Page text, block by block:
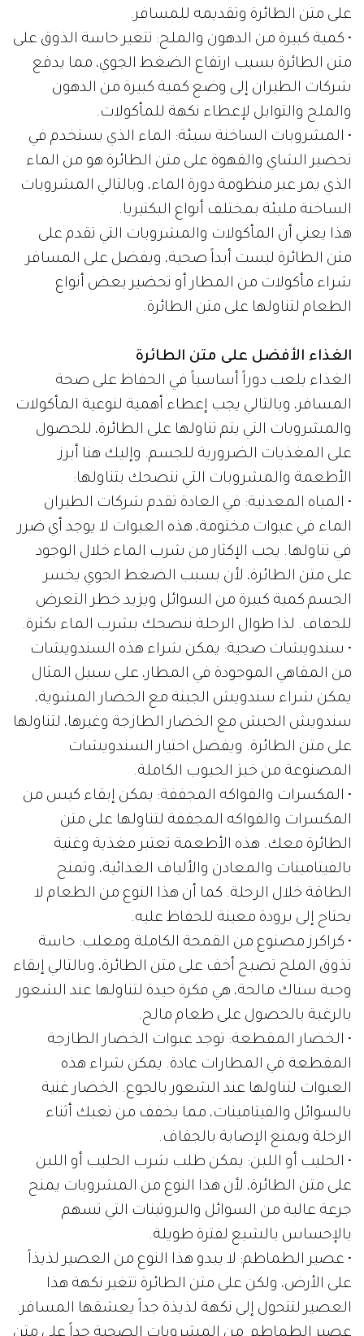
على متن الطائرة وتقديمه للمسافر.
• كمية كبيرة من الدهون والملح: تتغير حاسة الذوق على
متن الطائرة بسبب ارتفاع الضغط الجوي، مما يدفع
شركات الطيران إلى وضع كمية كبيرة من الدهون
والملح والتوابل لإعطاء نكهة للمأكولات.
• المشروبات الساخنة سيئة: الماء الذي يستخدم في
تحضير الشاي والقهوة على متن الطائرة هو من الماء
الذي يمر عبر منظومة دورة الماء، وبالتالي المشروبات
الساخنة مليئة بمختلف أنواع البكتيريا.
هذا يعني أن المأكولات والمشروبات التي تقدم على
متن الطائرة ليست أبداً صحية، ويفضل على المسافر
شراء مأكولات من المطار أو تحضير بعض أنواع
الطعام لتناولها على متن الطائرة.
الغذاء الأفضل على متن الطائرة
الغذاء يلعب دوراً أساسياً في الحفاظ على صحة
المسافر، وبالتالي يجب إعطاء أهمية لنوعية المأكولات
والمشروبات التي يتم تناولها على الطائرة، للحصول
على المغذيات الضرورية للجسم. وإليك هنا أبرز
الأطعمة والمشروبات التي ننصحك بتناولها:
• المياه المعدنية: في العادة تقدم شركات الطيران
الماء في عبوات مختومة، هذه العبوات لا يوجد أي ضرر
في تناولها. يجب الإكثار من شرب الماء خلال الوجود
على متن الطائرة، لأن بسبب الضغط الجوي يخسر
الجسم كمية كبيرة من السوائل ويزيد خطر التعرض
للجفاف. لذا طوال الرحلة ننصحك بشرب الماء بكثرة.
• سندويشات صحية: يمكن شراء هذه السندويشات
من المقاهي الموجودة في المطار، على سبيل المثال
يمكن شراء سندويش الجبنة مع الخضار المشوية،
سندويش الحبش مع الخضار الطازجة وغيرها، لتناولها
على متن الطائرة. ويفضل اختيار السندويشات
المصنوعة من خبز الحبوب الكاملة.
• المكسرات والفواكه المجففة: يمكن إبقاء كيس من
المكسرات والفواكه المجففة لتناولها على متن
الطائرة معك. هذه الأطعمة تعتبر مغذية وغنية
بالفيتامينات والمعادن والألياف الغذائية، وتمنح
الطاقة خلال الرحلة. كما أن هذا النوع من الطعام لا
يحتاج إلى برودة معينة للحفاظ عليه.
• كراكرز مصنوع من القمحة الكاملة ومعلب: حاسة
تذوق الملح تصبح أخف على متن الطائرة، وبالتالي إبقاء
وجبة سناك مالحة، هي فكرة جيدة لتناولها عند الشعور
بالرغبة بالحصول على طعام مالح.
• الخضار المقطعة: توجد عبوات الخضار الطازجة
المقطعة في المطارات عادة. يمكن شراء هذه
العبوات لتناولها عند الشعور بالجوع. الخضار غنية
بالسوائل والفيتامينات، مما يخفف من تعبك أثناء
الرحلة ويمنع الإصابة بالجفاف.
• الحليب أو اللبن: يمكن طلب شرب الحليب أو اللبن
على متن الطائرة، لأن هذا النوع من المشروبات يمنح
جرعة عالية من السوائل والبروتينات التي تسهم
بالإحساس بالشبع لفترة طويلة.
• عصير الطماطم: لا يبدو هذا النوع من العصير لذيذاً
على الأرض، ولكن على متن الطائرة تتغير نكهة هذا
العصير لتتحول إلى نكهة لذيذة جداً يعشقها المسافر.